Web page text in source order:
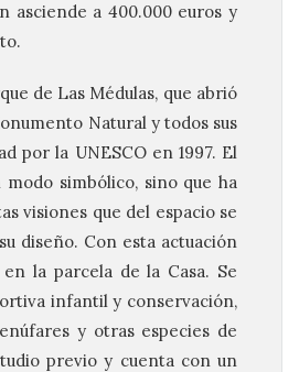
asciende a 400.000 euros y
de Las Médulas, que abrió
Natural y todos sus
por la UNESCO en 1997. El
simbólico, sino que ha
visiones que del espacio se
diseño. Con esta actuación
la parcela de la Casa. Se
infantil y conservación,
y otras especies de
previo y cuenta con un